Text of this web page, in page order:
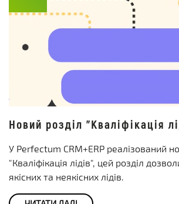
Новий розділ "Кваліфікація
У Perfectum CRM+ERP реалізований
"Кваліфікація лідів", цей розділ
якісних та неякісних лідів.